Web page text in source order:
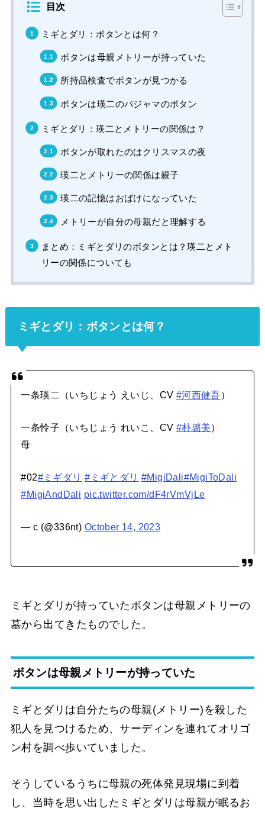
目次
ミギとダリ：ボタンとは何？
ボタンは母親メトリーが持っていた
所持品検査でボタンが見つかる
ボタンは瑛二のパジャマのボタン
ミギとダリ：瑛二とメトリーの関係は？
ボタンが取れたのはクリスマスの夜
瑛二とメトリーの関係は親子
瑛二の記憶はおばけになっていた
メトリーが自分の母親だと理解する
まとめ：ミギとダリのボタンとは？瑛二とメト
リーの関係についても
ミギとダリ：ボタンとは何？
一条瑛二（いちじょう えいじ、CV #河西健吾）
一条怜子（いちじょう れいこ、CV #朴璐美）
母
#02#ミギダリ #ミギとダリ #MigiDali#MigiToDali
#MigiAndDali pic.twitter.com/dF4rVmVjLe
— c (@336nt) October 14, 2023
ミギとダリが持っていたボタンは母親メトリーの
墓から出てきたものでした。
ボタンは母親メトリーが持っていた
ミギとダリは自分たちの母親(メトリー)を殺した
犯人を見つけるため、サーディンを連れてオリゴ
ン村を調べ歩いていました。
そうしているうちに母親の死体発見現場に到着
し、当時を思い出したミギとダリは母親が眠るお